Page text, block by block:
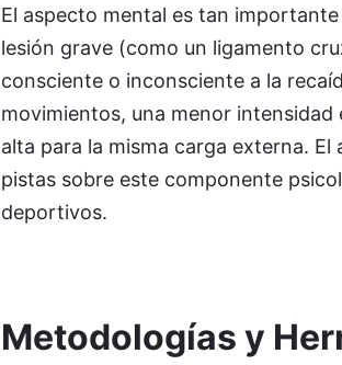
El aspecto mental es tan
lesión grave (como un ligamento
consciente o inconsciente a la
movimientos, una menor
alta para la misma carga externa.
pistas sobre este componente
deportivos.
Metodologías y